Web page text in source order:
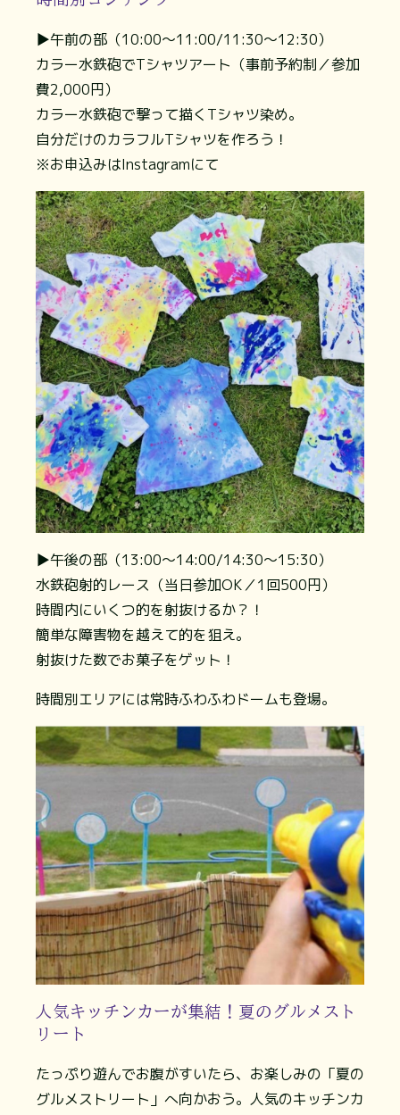
▶午前の部（10:00〜11:00/11:30〜12:30）
カラー水鉄砲でTシャツアート（事前予約制／参加
費2,000円）
カラー水鉄砲で撃って描くTシャツ染め。
自分だけのカラフルTシャツを作ろう！
※お申込みはInstagramにて
▶午後の部（13:00〜14:00/14:30〜15:30）
水鉄砲射的レース（当日参加OK／1回500円）
時間内にいくつ的を射抜けるか？！
簡単な障害物を越えて的を狙え。
射抜けた数でお菓子をゲット！
時間別エリアには常時ふわふわドームも登場。
人気キッチンカーが集結！夏のグルメスト
リート
たっぷり遊んでお腹がすいたら、お楽しみの「夏の
グルメストリート」へ向かおう。人気のキッチンカ